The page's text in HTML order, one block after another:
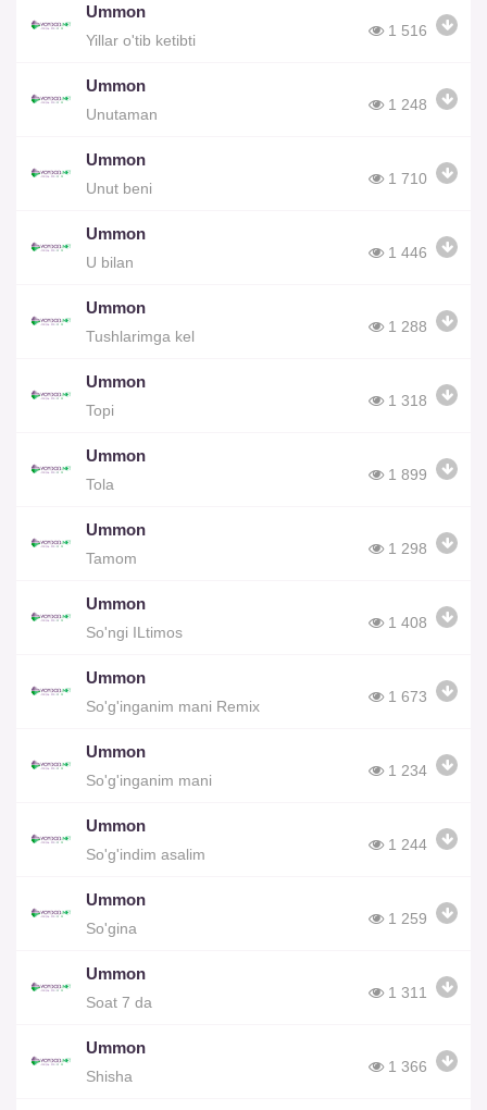
Ummon
Yillar o'tib ketibti
1 516
Ummon
Unutaman
1 248
Ummon
Unut beni
1 710
Ummon
U bilan
1 446
Ummon
Tushlarimga kel
1 288
Ummon
Topi
1 318
Ummon
Tola
1 899
Ummon
Tamom
1 298
Ummon
So'ngi ILtimos
1 408
Ummon
So'g'inganim mani Remix
1 673
Ummon
So'g'inganim mani
1 234
Ummon
So'g'indim asalim
1 244
Ummon
So'gina
1 259
Ummon
Soat 7 da
1 311
Ummon
Shisha
1 366